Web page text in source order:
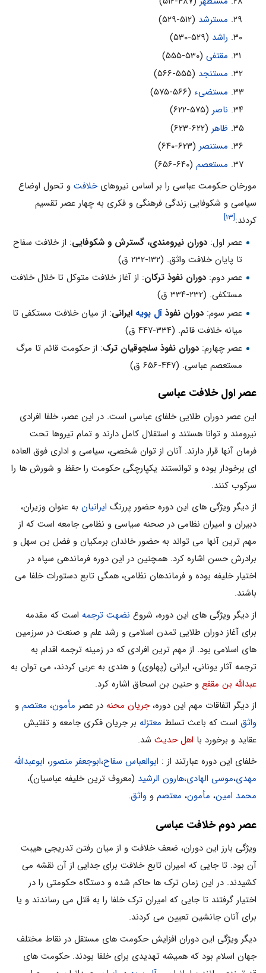
مسترشد (۵۱۲-۵۲۹)
راشد (۵۲۹-۵۳۰)
مقتفى(۵۳۰-۵۵۵)
مستنجد (۵۵۵-۵۶۶)
مستضىء (۵۶۶-۵۷۵)
ناصر(۵۷۵-۶۲۲)
ظاهر (۶۲۲-۶۲۳)
مستنصر(۶۲۳-۶۴۰)
مستعصم(۶۴۰-۶۵۶)
مورخان حکومت عباسی را بر اساس نیروهایخلافت و تحول اوضاع
سیاسی و شکوفایی زندگی فرهنگی و فکری به چهار عصر تقسیم
کردند:[۱۳]
عصر اول: دوران نیرومندی، گسترش و شکوفایی: از خلافت سفاح
تا پایان خلافت واثق. (۱۳۲-۲۳۲ ق)
عصر دوم: دوران نفوذ ترکان: از آغاز خلافت متوکل تا خلال خلافت
مستکفی. (۲۳۲-۳۳۴ ق)
عصر سوم: دوران نفوذ آل بویه ایرانی: از میان خلافت مستکفی تا
میانه خلافت قائم. (۳۳۴-۴۴۷ ق)
عصر چهارم: دوران نفوذ سلجوقیان ترک: از حکومت قائم تا مرگ
مستعصم عباسی. (۴۴۷-۶۵۶ ق)
عصر اول خلافت عباسی
این عصر دوران طلایی خلفای عباسی است. در این عصر، خلفا افرادی
نیرومند و توانا هستند و استقلال کامل دارند و تمام تیروها تحت
فرمان آنها قرار دارند. آنان از توان شخصی، سیاسی و اداری فوق العاده
ای برخودار بوده و توانستند یکپارچگی حکومت را حقظ و شورش ها را
سرکوب کنند.
از دیگر ویژگی های این دوره حضور پررنگ ایرانیان به عنوان وزیران،
دبیران و امیران نظامی در صحنه سیاسی و نظامی جامعه است که از
مهم ترین آنها می تواند به حضور خاندان برمکیان و فضل بن سهل و
برادرش حسن اشاره کرد. همچنین در این دوره فرماندهی سپاه در
اختیار خلیفه بوده و فرماندهان نظامی، همگی تابع دستورات خلفا می
باشند.
از دیگر ویژگی های این دوره، شروع نضهت ترجمه است که مقدمه
برای آغاز دوران طلایی تمدن اسلامی و رشد علم و صنعت در سرزمین
های اسلامی بود. از مهم ترین افرادی که در زمینه ترجمه اقدام به
ترجمه آثار یونانی، ایرانی (پهلوی) و هندی به عربی کردند، می توان به
عبدالله بن مقفع و حنین بن اسحاق اشاره کرد.
از دیگر اتفاقات مهم این دوره،جریان محنه در عصر مأمون، معتصم و
واثق است که باعث تسلط معتزله بر جریان فکری جامعه و تفتیش
عقاید و برخورد با اهل حدیث شد.
خلفای این دوره عبارتند از : ابوالعباس سفاح،ابوجعفر منصور، ابوعبدالله
مهدی،موسی الهادی،هارون الرشید (معروف ترین خلیفه عباسیان)،
محمد امین، مأمون، معتصم و واثق.
عصر دوم خلافت عباسی
ویژگی بارز این دوران، ضعف خلافت و از میان رفتن تدریجی هیبت
آن بود. تا جایی که امیران تابع خلافت برای جدایی از آن نقشه می
کشیدند. در این زمان ترک ها حاکم شده و دستگاه حکومتی را در
اختیار گرفتند تا جایی که امیران ترک خلفا را به قتل می رساندند و یا
برای آنان جانشین تعیین می کردند.
دیگر ویژگی این دوران افزایش حکومت های مستقل در نقاط مختلف
جهان اسلام بود که همیشه تهدیدی برای خلفا بودند. حکومت های